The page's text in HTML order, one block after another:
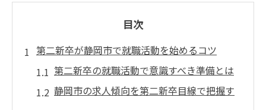
目次
第二新卒が静岡市で就職活動を始めるコツ
第二新卒の就職活動で意識すべき準備とは
静岡市の求人傾向を第二新卒目線で把握す